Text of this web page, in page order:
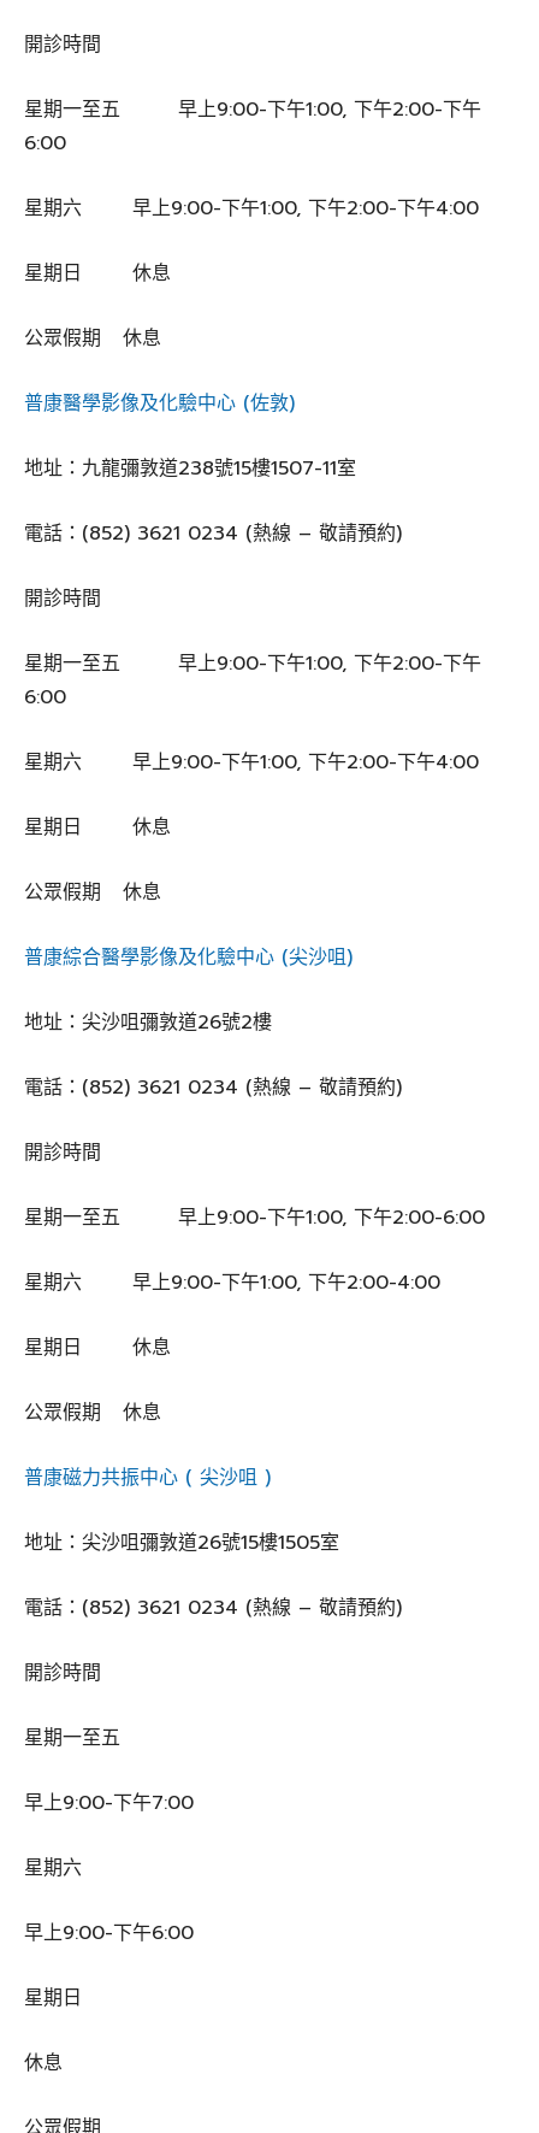
開診時間
星期一至五 早上9:00-下午1:00, 下午2:00-下午
6:00
星期六 早上9:00-下午1:00, 下午2:00-下午4:00
星期日 休息
公眾假期 休息
普康醫學影像及化驗中心 (佐敦)
地址：九龍彌敦道238號15樓1507-11室
電話：(852) 3621 0234 (熱線 – 敬請預約)
開診時間
星期一至五 早上9:00-下午1:00, 下午2:00-下午
6:00
星期六 早上9:00-下午1:00, 下午2:00-下午4:00
星期日 休息
公眾假期 休息
普康綜合醫學影像及化驗中心 (尖沙咀)
地址：尖沙咀彌敦道26號2樓
電話：(852) 3621 0234 (熱線 – 敬請預約)
開診時間
星期一至五 早上9:00-下午1:00, 下午2:00-6:00
星期六 早上9:00-下午1:00, 下午2:00-4:00
星期日 休息
公眾假期 休息
普康磁力共振中心 ( 尖沙咀 )
地址：尖沙咀彌敦道26號15樓1505室
電話：(852) 3621 0234 (熱線 – 敬請預約)
開診時間
星期一至五
早上9:00-下午7:00
星期六
早上9:00-下午6:00
星期日
休息